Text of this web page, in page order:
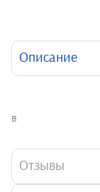
Описание
в
Отзывы